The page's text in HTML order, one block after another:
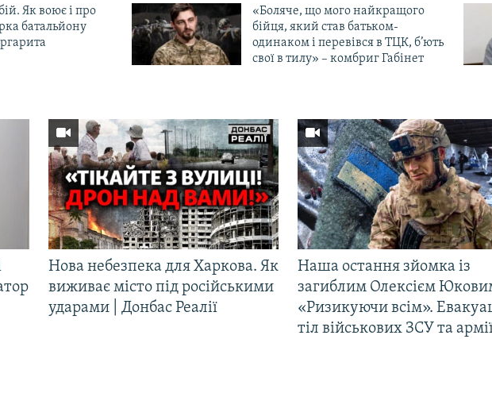
Як воює і про
батальйону
«Боляче, що мого найкращого
бійця, який став батьком-
одинаком і перевівся в ТЦК, б’ють
свої в тилу» – комбриг Габінет
Нова небезпека для Харкова. Як
виживає місто під російськими
ударами | Донбас Реалії
Наша остання зйомка із
загиблим Олексієм
«Ризикуючи всім».
тіл військових ЗСУ та